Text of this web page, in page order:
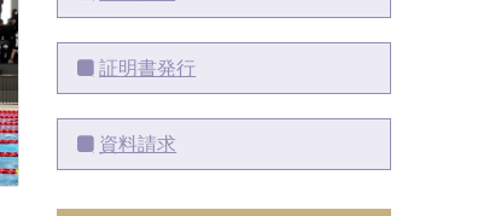
証明書発行
資料請求